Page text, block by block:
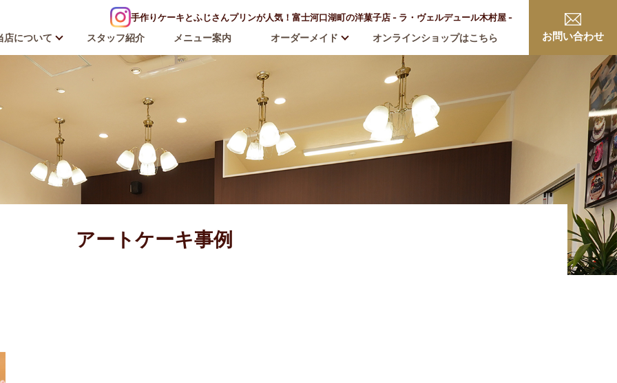
手作りケーキとふじさんプリンが人気！富士河口湖町の洋菓子店 - ラ・ヴェルデュール木村屋 -
お問い合わせ
店について スタッフ紹介 メニュー案内 オーダーメイド オンラインショップはこちら
アートケーキ事例